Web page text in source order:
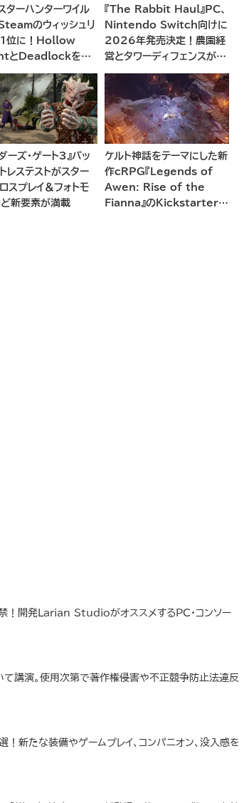
ターハンターワイル
のウィッシュリ
1位に！Hollow
とDeadlockを抑
プに立つ
『The Rabbit Haul』PC、
Nintendo Switch向けに
2026年発売決定！農園経
営とタワーディフェンスが融
合した新感覚アドベンチャー
ーズ・ゲート3』パッ
レステストがスター
スプレイ＆フォトモ
ど新要素が満載
ケルト神話をテーマにした新
作cRPG『Legends of
Awen: Rise of the
Fianna』のKickstarterキ
！開発Larian StudioがオススメするPC・コンソー
て講演。使用次第で著作権侵害や不正競争防止法違反
新たな装備やゲームプレイ、コンパニオン、没入感を